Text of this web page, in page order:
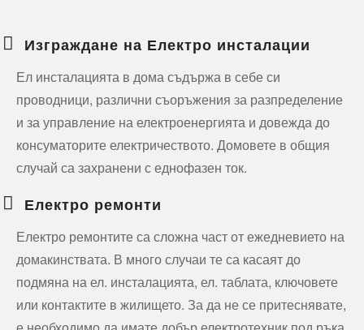
Изграждане на Електро инсталации
Ел инсталацията в дома съдържа в себе си
проводници, различни съоръжения за разпределение
и за управление на електроенергията и довежда до
консуматорите електричеството. Домовете в общия
случай са захранени с еднофазен ток.
Електро ремонти
Електро ремонтите са сложна част от ежедневието на
домакинствата. В много случаи те са касаят до
подмяна на ел. инсталацията, ел. таблата, ключовете
или контактите в жилището. За да не се притеснявате,